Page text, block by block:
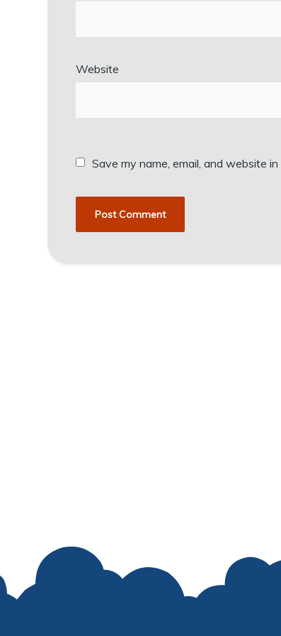
Website
Save my name, email, and website